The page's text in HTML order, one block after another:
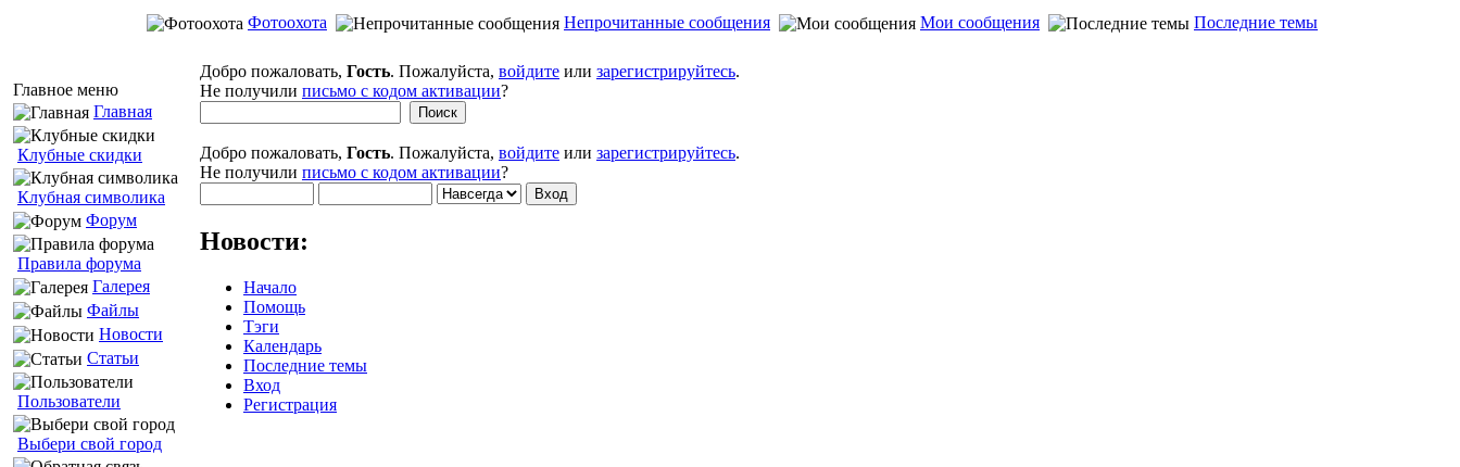
Фотоохота Непрочитанные сообщения Мои сообщения Последние темы
Главное меню
Главная
Клубные скидки
Клубная символика
Форум
Правила форума
Галерея
Файлы
Новости
Статьи
Пользователи
Выбери свой город
Добро пожаловать, Гость. Пожалуйста, войдите или зарегистрируйтесь.
Не получили письмо с кодом активации?
Добро пожаловать, Гость. Пожалуйста, войдите или зарегистрируйтесь.
Не получили письмо с кодом активации?
Новости:
Начало
Помощь
Тэги
Календарь
Последние темы
Вход
Регистрация